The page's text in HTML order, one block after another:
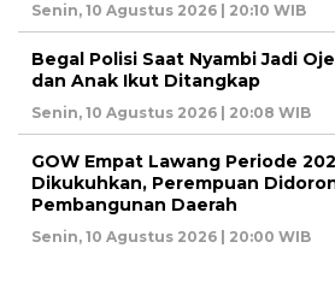
Senin, 10 Agustus 2026 | 20:10 WIB
Begal Polisi Saat Nyambi Jadi
dan Anak Ikut Ditangkap
Senin, 10 Agustus 2026 | 20:08 WIB
GOW Empat Lawang Periode
Dikukuhkan, Perempuan
Pembangunan Daerah
Senin, 10 Agustus 2026 | 20:00 WIB